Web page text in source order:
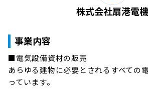
株式会社扇港電機
事業内容
■電気設備資材の販売
あらゆる建物に必要とされるすべての
っています。